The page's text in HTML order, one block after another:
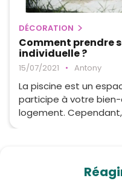
DÉCORATION
Comment prendre
individuelle ?
15/07/2021 • Antony
La piscine est un
participe à votre
logement.